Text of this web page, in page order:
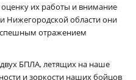
их работы и внимание
Нижегородской области они
отражением
БПЛА, летящих на наше
и зоркости наших бойцов